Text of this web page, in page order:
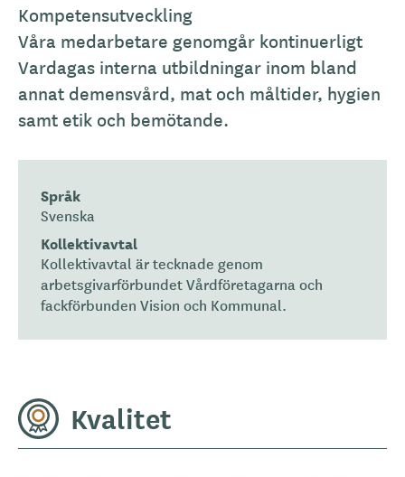
Kompetensutveckling
Våra medarbetare genomgår kontinuerligt
Vardagas interna utbildningar inom bland
annat demensvård, mat och måltider, hygien
samt etik och bemötande.
Språk
Svenska
Kollektivavtal
Kollektivavtal är tecknade genom
arbetsgivarförbundet Vårdföretagarna och
fackförbunden Vision och Kommunal.
Kvalitet